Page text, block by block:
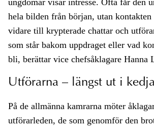
ungdomar visar intresse. Ofta får den
hela bilden från början, utan
vidare till krypterade chattar och
som står bakom uppdraget eller vad
bli, berättar vice chefsåklagare Hanna
Utförarna – längst ut i
På de allmänna kamrarna möter
utförarleden, de som genomför den